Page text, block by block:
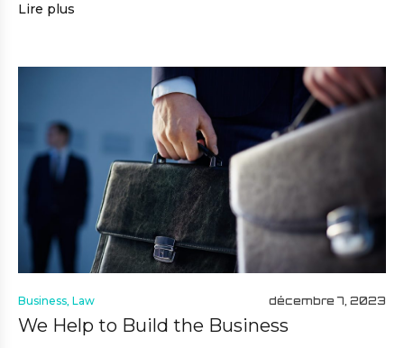
Lire plus
Business, Law décembre 7, 2023
We Help to Build the Business